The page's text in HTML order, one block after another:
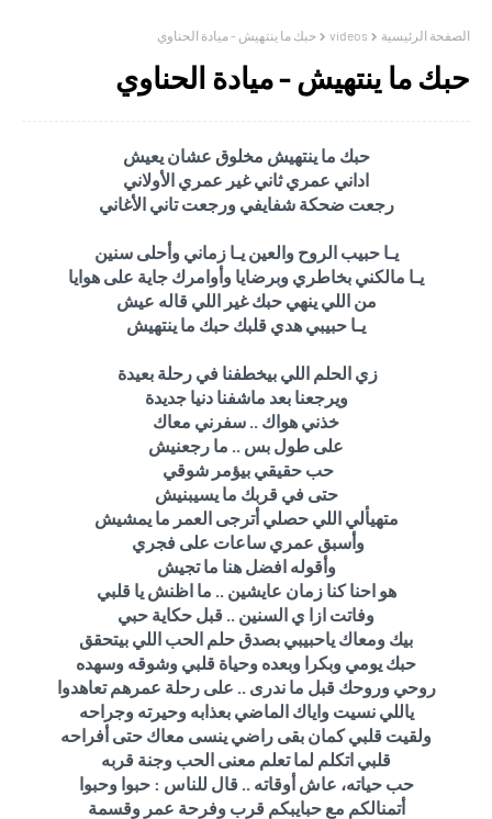
الصفحة الرئيسية videos حبك ما ينتهيش - ميادة الحناوي
حبك ما ينتهيش - ميادة الحناوي
حبك ما ينتهيش مخلوق عشان يعيش
اداني عمري ثاني غير عمري الأولاني
رجعت ضحكة شفايفي ورجعت تاني الأغاني
يـا حبيب الروح والعين يـا زماني وأحلى سنين
يـا مالكني بخاطري وبرضايا وأوامرك جاية على هوايا
من اللي ينهي حبك غير اللي قاله عيش
يـا حبيبي هدي قلبك حبك ما ينتهيش
زي الحلم اللي بيخطفنا في رحلة بعيدة
ويرجعنا بعد ماشفنا دنيا جديدة
خذني هواك .. سفرني معاك
على طول بس .. ما رجعنيش
حب حقيقي بيؤمر شوقي
حتى في قربك ما يسيبنيش
متهيألي اللي حصلي أترجى العمر ما يمشيش
وأسبق عمري ساعات على فجري
وأقوله افضل هنا ما تجيش
هو احنا كنا زمان عايشين .. ما اظنش يا قلبي
وفاتت ازا ي السنين .. قبل حكاية حبي
بيك ومعاك ياحبيبي بصدق حلم الحب اللي بيتحقق
حبك يومي وبكرا وبعده وحياة قلبي وشوقه وسهده
روحي وروحك قبل ما ندرى .. على رحلة عمرهم تعاهدوا
ياللي نسيت واياك الماضي بعذابه وحيرته وجراحه
ولقيت قلبي كمان بقى راضي ينسى معاك حتى أفراحه
قلبي اتكلم لما تعلم معنى الحب وجنة قربه
حب حياته، عاش أوقاته .. قال للناس : حبوا وحبوا
أتمنالكم مع حبايبكم قرب وفرحة عمر وقسمة